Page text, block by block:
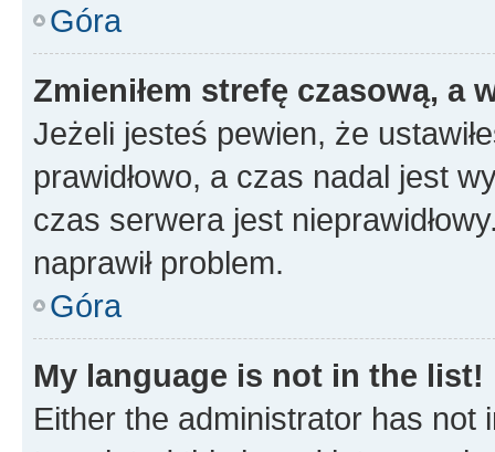
Góra
Zmieniłem strefę czasową, a
Jeżeli jesteś pewien, że
prawidłowo, a czas nadal jest
czas serwera jest
naprawił problem.
Góra
My language is not in the list!
Either the administrator has not